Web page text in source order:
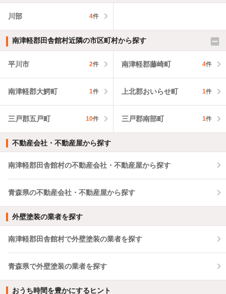
川部 4件
南津軽郡田舎館村近隣の市区町村から探す
平川市 2件 南津軽郡藤崎町 4件
南津軽郡大鰐町 1件 上北郡おいらせ町 1件
三戸郡五戸町 10件 三戸郡南部町 1件
不動産会社・不動産屋から探す
南津軽郡田舎館村の不動産会社・不動産屋から探す
青森県の不動産会社・不動産屋から探す
外壁塗装の業者を探す
南津軽郡田舎館村で外壁塗装の業者を探す
青森県で外壁塗装の業者を探す
おうち時間を豊かにするヒント